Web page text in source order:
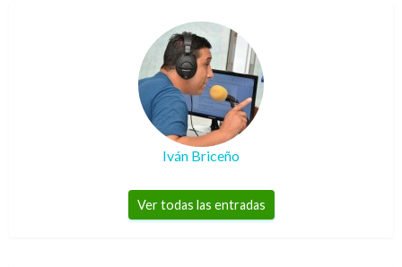
Iván Briceño
Ver todas las entradas